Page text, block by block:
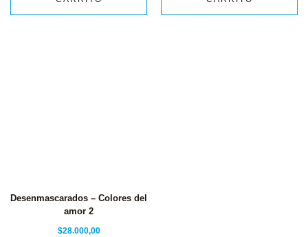
Desenmascarados – Colores del
amor 2
$28.000,00